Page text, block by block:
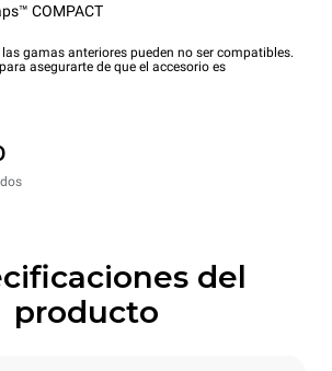
COMPACT
gamas anteriores pueden no ser compatibles.
asegurarte de que el accesorio es
del
producto